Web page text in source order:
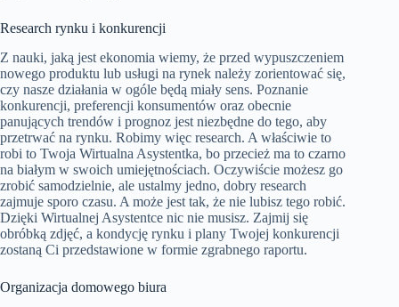
Research rynku i konkurencji
Z nauki, jaką jest ekonomia wiemy, że przed wypuszczeniem
nowego produktu lub usługi na rynek należy zorientować się,
czy nasze działania w ogóle będą miały sens. Poznanie
konkurencji, preferencji konsumentów oraz obecnie
panujących trendów i prognoz jest niezbędne do tego, aby
przetrwać na rynku. Robimy więc research. A właściwie to
robi to Twoja Wirtualna Asystentka, bo przecież ma to czarno
na białym w swoich umiejętnościach. Oczywiście możesz go
zrobić samodzielnie, ale ustalmy jedno, dobry research
zajmuje sporo czasu. A może jest tak, że nie lubisz tego robić.
Dzięki Wirtualnej Asystentce nic nie musisz. Zajmij się
obróbką zdjęć, a kondycję rynku i plany Twojej konkurencji
zostaną Ci przedstawione w formie zgrabnego raportu.
Organizacja domowego biura